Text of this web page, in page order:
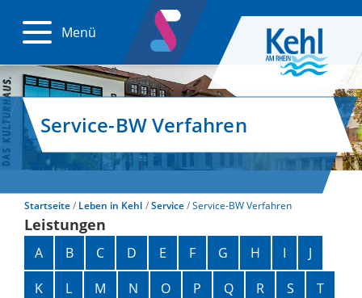
Menü
Service-BW Verfahren
Startseite Leben in Kehl Service Service-BW Verfahren
Leistungen
Alphabetisches Register überspringen
A B C D E F G H I
J
K
L M N O P Q R S
T